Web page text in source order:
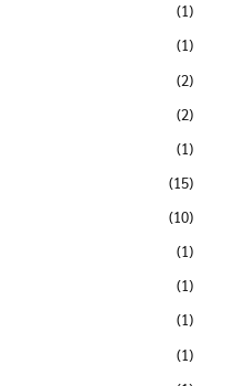
(1)
(1)
(2)
(2)
(1)
(15)
(10)
(1)
(1)
(1)
(1)